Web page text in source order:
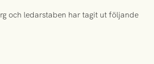
och ledarstaben har tagit ut följande